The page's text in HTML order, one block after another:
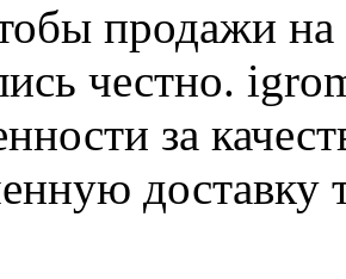
продажи
честно.
за
доставку